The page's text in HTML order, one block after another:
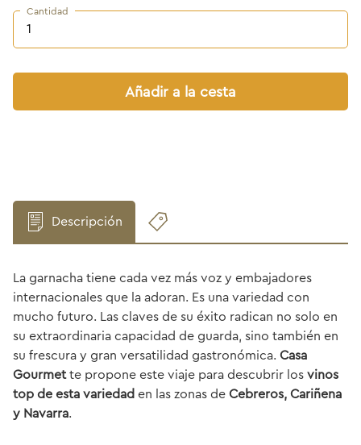
Cantidad
Añadir a la cesta
Descripción
La garnacha tiene cada vez más voz y embajadores
internacionales que la adoran. Es una variedad con
mucho futuro. Las claves de su éxito radican no solo en
su extraordinaria capacidad de guarda, sino también en
su frescura y gran versatilidad gastronómica. Casa
Gourmette propone este viaje para descubrir los vinos
top de esta variedad en las zonas de Cebreros, Cariñena
y Navarra.